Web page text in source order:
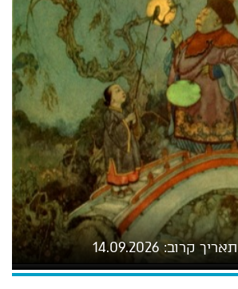
תאריך קרוב: 14.09.2026